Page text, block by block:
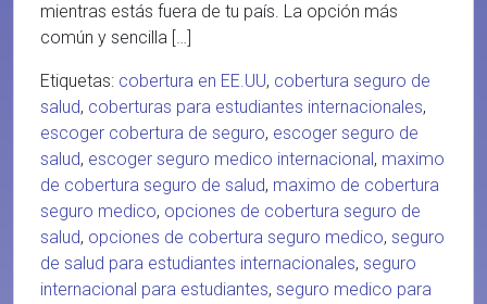
mientras estás fuera de tu país. La opción más
común y sencilla […]
Etiquetas: cobertura en EE.UU, cobertura seguro de
salud, coberturas para estudiantes internacionales,
escoger cobertura de seguro, escoger seguro de
salud, escoger seguro medico internacional, maximo
de cobertura seguro de salud, maximo de cobertura
seguro medico, opciones de cobertura seguro de
salud, opciones de cobertura seguro medico, seguro
de salud para estudiantes internacionales, seguro
internacional para estudiantes, seguro medico para